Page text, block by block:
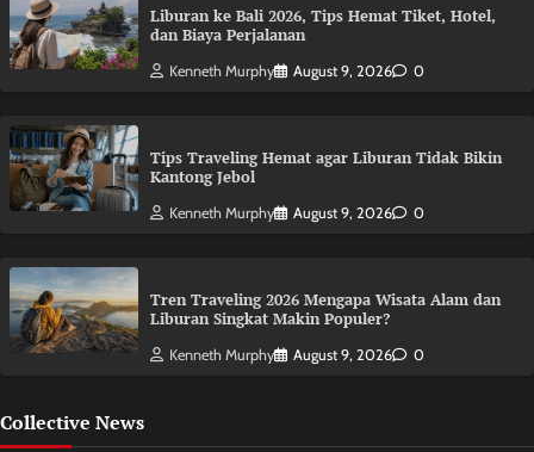
Liburan ke Bali 2026, Tips Hemat Tiket, Hotel,
dan Biaya Perjalanan
Kenneth Murphy August 9, 2026 0
Tips Traveling Hemat agar Liburan Tidak Bikin
Kantong Jebol
Kenneth Murphy August 9, 2026 0
Tren Traveling 2026 Mengapa Wisata Alam dan
Liburan Singkat Makin Populer?
Kenneth Murphy August 9, 2026 0
Collective News